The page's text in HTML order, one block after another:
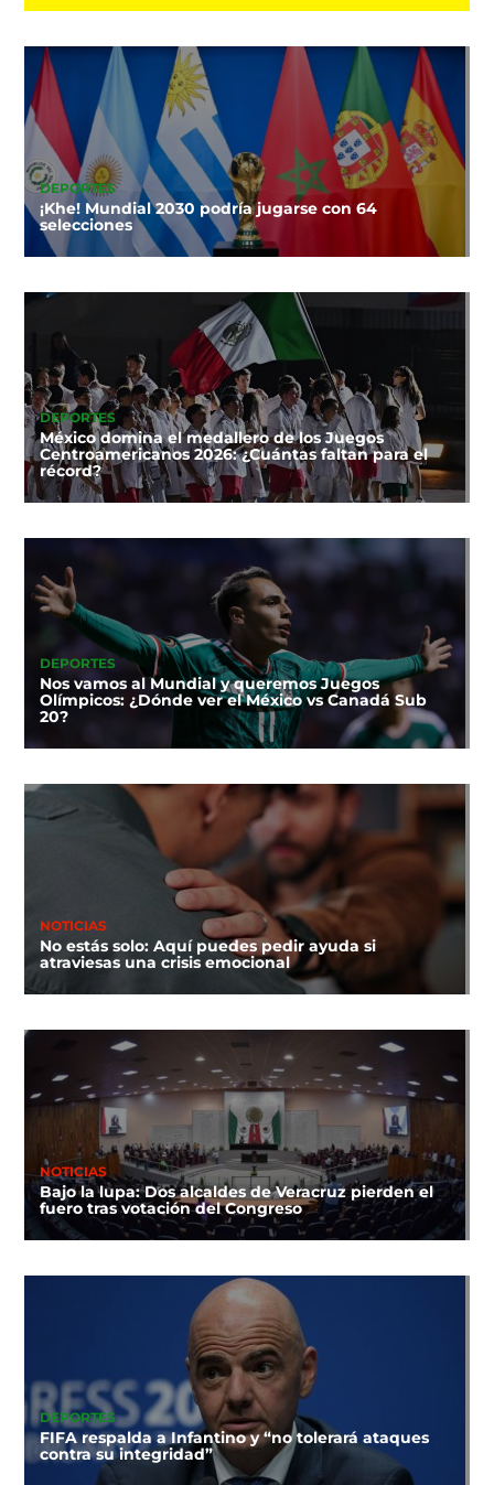
DEPORTES
¡Khe! Mundial 2030 podría jugarse con 64
selecciones
DEPORTES
México domina el medallero de los Juegos
Centroamericanos 2026: ¿Cuántas faltan para el
récord?
DEPORTES
Nos vamos al Mundial y queremos Juegos
Olímpicos: ¿Dónde ver el México vs Canadá Sub
20?
NOTICIAS
No estás solo: Aquí puedes pedir ayuda si
atraviesas una crisis emocional
NOTICIAS
Bajo la lupa: Dos alcaldes de Veracruz pierden el
fuero tras votación del Congreso
DEPORTES
FIFA respalda a Infantino y “no tolerará ataques
contra su integridad”